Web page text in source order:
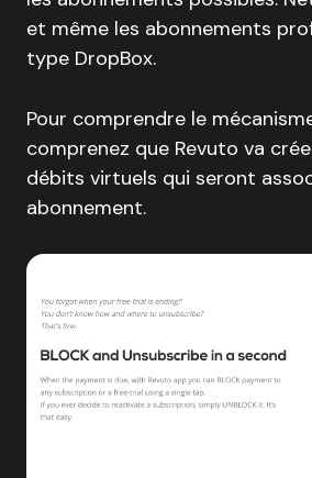
et même les abonnements
type DropBox.
Pour comprendre le
comprenez que Revuto va
débits virtuels qui seront
abonnement.